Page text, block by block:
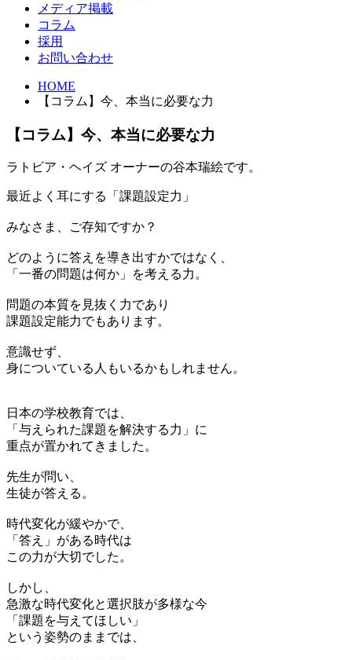
メディア掲載
コラム
採用
お問い合わせ
HOME
【コラム】今、本当に必要な力
【コラム】今、本当に必要な力
ラトビア・ヘイズ オーナーの谷本瑞絵です。
最近よく耳にする「課題設定力」
みなさま、ご存知ですか？
どのように答えを導き出すかではなく、
「一番の問題は何か」を考える力。
問題の本質を見抜く力であり
課題設定能力でもあります。
意識せず、
身についている人もいるかもしれません。
日本の学校教育では、
「与えられた課題を解決する力」に
重点が置かれてきました。
先生が問い、
生徒が答える。
時代変化が緩やかで、
「答え」がある時代は
この力が大切でした。
しかし、
急激な時代変化と選択肢が多様な今
「課題を与えてほしい」
という姿勢のままでは、